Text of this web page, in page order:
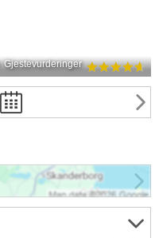
Gjestevurderinger